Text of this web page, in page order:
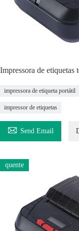
Impressora de
impressora de etiqueta portátil
impressor de etiquetas
 Send Email
quente